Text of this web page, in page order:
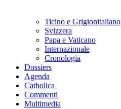
Ticino e Grigionitaliano
Svizzera
Papa e Vaticano
Internazionale
Cronologia
Dossiers
Agenda
Catholica
Commenti
Multimedia